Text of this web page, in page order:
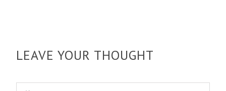
LEAVE YOUR THOUGHT